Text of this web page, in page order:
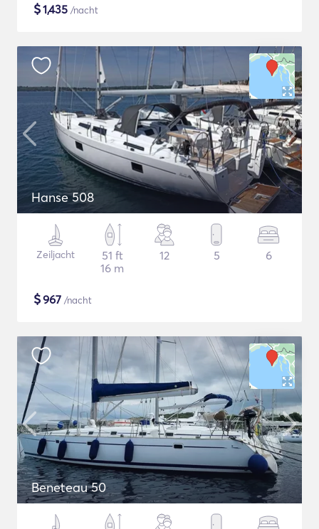
$1,435 /nacht
Hanse 508
Zeiljacht
51 ft
16 m
12 5 6
$967 /nacht
Beneteau 50